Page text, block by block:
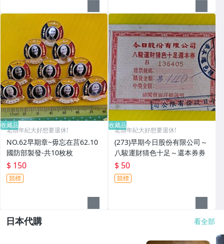
收藏品
老頭年紀大好想要退休!
NO.62早期章~毋忘在莒62.10
國防部製發-共10枚枚
$ 150
競標
收藏品
老頭年紀大好想要退休!
(273)早期今日股份有限公司～
八駿運財猜色十足～還本券券
$ 50
競標
日本代購 看全部